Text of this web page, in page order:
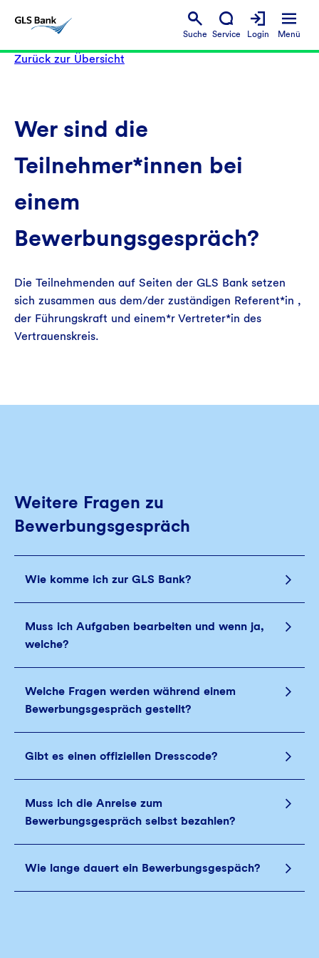
Suche Service Login Menü
Zurück zur Übersicht
Wer sind die
Teilnehmer*innen bei
einem
Bewerbungsgespräch?
Die Teilnehmenden auf Seiten der GLS Bank setzen
sich zusammen aus dem/der zuständigen Referent*in ,
der Führungskraft und einem*r Vertreter*in des
Vertrauenskreis.
Weitere Fragen zu
Bewerbungsgespräch
Wie komme ich zur GLS Bank?
Muss ich Aufgaben bearbeiten und wenn ja,
welche?
Welche Fragen werden während einem
Bewerbungsgespräch gestellt?
Gibt es einen offiziellen Dresscode?
Muss ich die Anreise zum
Bewerbungsgespräch selbst bezahlen?
Wie lange dauert ein Bewerbungsgespäch?